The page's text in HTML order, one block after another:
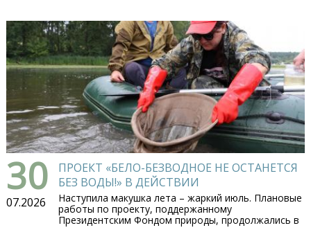
30
07.2026
ПРОЕКТ «БЕЛО-БЕЗВОДНОЕ НЕ ОСТАНЕТСЯ
БЕЗ ВОДЫ!» В ДЕЙСТВИИ
Наступила макушка лета – жаркий июль. Плановые
работы по проекту, поддержанному
Президентским Фондом природы, продолжались в